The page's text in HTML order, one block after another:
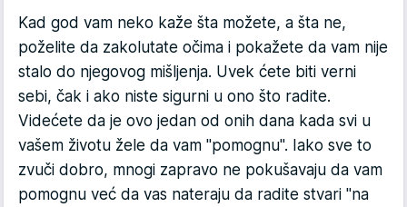
Kad god vam neko kaže šta možete, a šta ne,
poželite da zakolutate očima i pokažete da vam nije
stalo do njegovog mišljenja. Uvek ćete biti verni
sebi, čak i ako niste sigurni u ono što radite.
Videćete da je ovo jedan od onih dana kada svi u
vašem životu žele da vam "pomognu". Iako sve to
zvuči dobro, mnogi zapravo ne pokušavaju da vam
pomognu već da vas nateraju da radite stvari "na